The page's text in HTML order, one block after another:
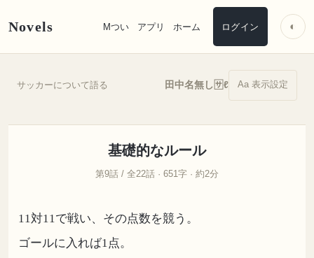
Novels Mつい アプリ ホーム ログイン ◐
サッカーについて語る 田中名無し🈂️ℓ Aa 表示設定
基礎的なルール
第9話 / 全22話 · 651字 · 約2分
11対11で戦い、その点数を競う。
ゴールに入れば1点。